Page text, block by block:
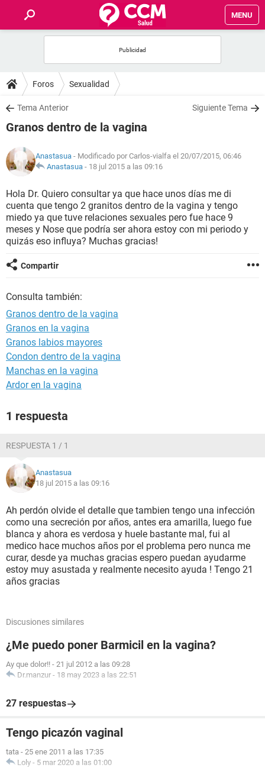
MENU
FOROS
SALUD
NUTRICIÓN
BIENESTAR
SEXUALIDAD
GLOSARIO
Foros Sexualidad
Tema Anterior Siguiente Tema
Granos dentro de la vagina
Anastasua - Modificado por Carlos-vialfa el 20/07/2015, 06:46
Anastasua - 18 jul 2015 a las 09:16
Hola Dr. Quiero consultar ya que hace unos días me di
cuenta que tengo 2 granitos dentro de la vagina y tengo
miedo ya que tuve relaciones sexuales pero fue hace 9
meses y Nose que podría ser ahora estoy con mi periodo y
quizás eso influya? Muchas gracias!
Compartir
Consulta también:
Granos dentro de la vagina
Granos en la vagina
Granos labios mayores
Condon dentro de la vagina
Manchas en la vagina
Ardor en la vagina
1 respuesta
RESPUESTA 1 / 1
Anastasua
18 jul 2015 a las 09:16
Ah perdón olvide el detalle que tambien tengo una infección
como una secreción por años, antes era amarilla, luego fue
blanca y ahora es verdosa y huele bastante mal, fui al
medico hace muchos años por el problema pero nunca me
curar, desde ya muchas gracias espero puedan ayudarme
estoy muy asustada y realmente necesito ayuda ! Tengo 21
años gracias
Discusiones similares
¿Me puedo poner Barmicil en la vagina?
Ay que dolor!! - 21 jul 2012 a las 09:28
Dr.manzur - 18 may 2023 a las 22:51
27 respuestas
Tengo picazón vaginal
tata - 25 ene 2011 a las 17:35
Loly - 5 mar 2020 a las 01:00